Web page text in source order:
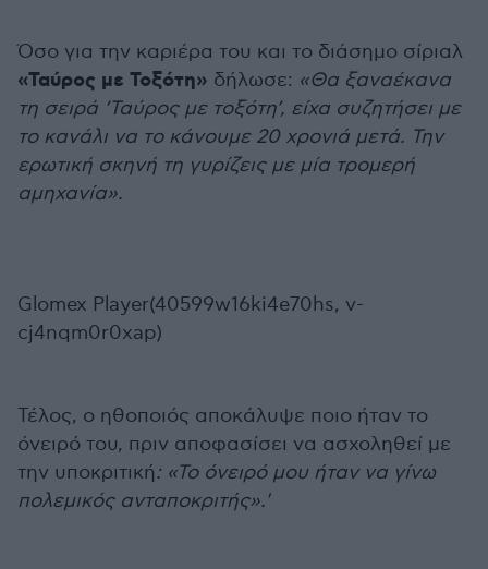
Όσο για την καριέρα του και το διάσημο σίριαλ
«Ταύρος με Τοξότη» δήλωσε: «Θα ξαναέκανα
τη σειρά ‘Ταύρος με τοξότη’, είχα συζητήσει με
το κανάλι να το κάνουμε 20 χρονιά μετά. Την
ερωτική σκηνή τη γυρίζεις με μία τρομερή
αμηχανία».
Glomex Player(40599w16ki4e70hs, v-
cj4nqm0r0xap)
Τέλος, ο ηθοποιός αποκάλυψε ποιο ήταν το
όνειρό του, πριν αποφασίσει να ασχοληθεί με
την υποκριτική: «Το όνειρό μου ήταν να γίνω
πολεμικός ανταποκριτής».'